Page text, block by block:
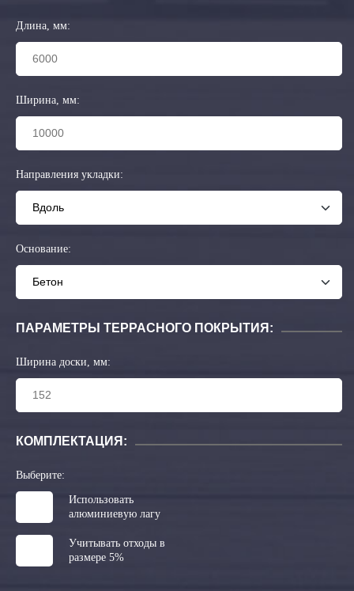
Длина, мм:
Ширина, мм:
Направления укладки:
Основание:
ПАРАМЕТРЫ ТЕРРАСНОГО ПОКРЫТИЯ:
Ширина доски, мм:
КОМПЛЕКТАЦИЯ:
Выберите:
Использовать
алюминиевую лагу
Учитывать отходы в
размере 5%